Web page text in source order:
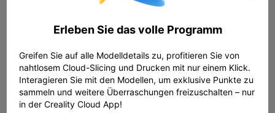
Erleben Sie das volle Programm
Greifen Sie auf alle Modelldetails zu, profitieren Sie von
nahtlosem Cloud-Slicing und Drucken mit nur einem Klick.
Interagieren Sie mit den Modellen, um exklusive Punkte zu
sammeln und weitere Überraschungen freizuschalten – nur
in der Creality Cloud App!